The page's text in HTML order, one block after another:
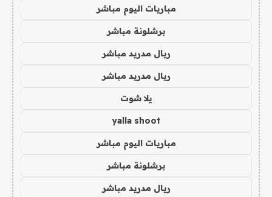
مباريات اليوم مباشر
برشلونة مباشر
ريال مدريد مباشر
ريال مدريد مباشر
يلا شوت
yalla shoot
مباريات اليوم مباشر
برشلونة مباشر
ريال مدريد مباشر